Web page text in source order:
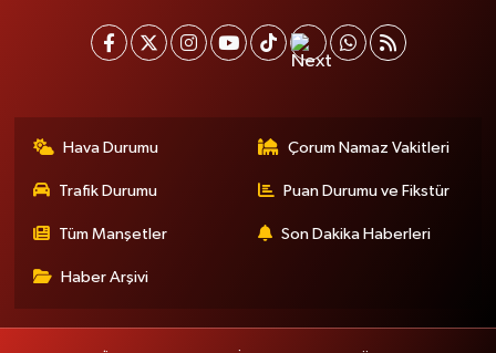
Hava Durumu Çorum Namaz Vakitleri
Trafik Durumu Puan Durumu ve Fikstür
Tüm Manşetler Son Dakika Haberleri
Haber Arşivi